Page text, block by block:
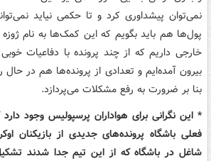
نمی‌توان پیشداوری کرد و تا حکمی نیاید
خارجی داریم که از چند پرونده با دفاعیات
بیرون آمده‌ایم و تعدادی از پرونده‌ها هم در حال
بنا بر ضرورت به رفع مشکلات می‌پردازد.
* این نگرانی برای هواداران پرسپولیس وجود
فعلی باشگاه پرونده‌های جدیدی از بازیکنان
شاغل در باشگاه که از این تیم جدا شدند